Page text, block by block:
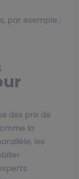
par exemple ;
des prix de
la
les